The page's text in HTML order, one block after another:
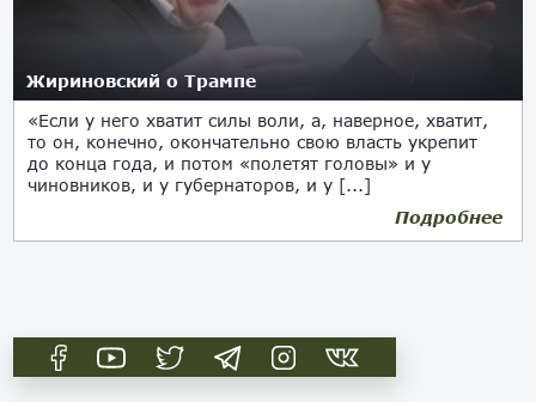
Жириновский о Трампе
«Если у него хватит силы воли, а, наверное, хватит,
то он, конечно, окончательно свою власть укрепит
до конца года, и потом «полетят головы» и у
чиновников, и у губернаторов, и у [...]
Подробнее